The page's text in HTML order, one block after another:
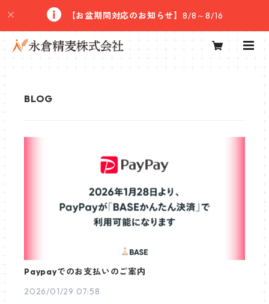
【お盆期間対応のお知らせ】 8/8～8/16
Paypayでのお支払いのご案内
2026/01/29 07:58